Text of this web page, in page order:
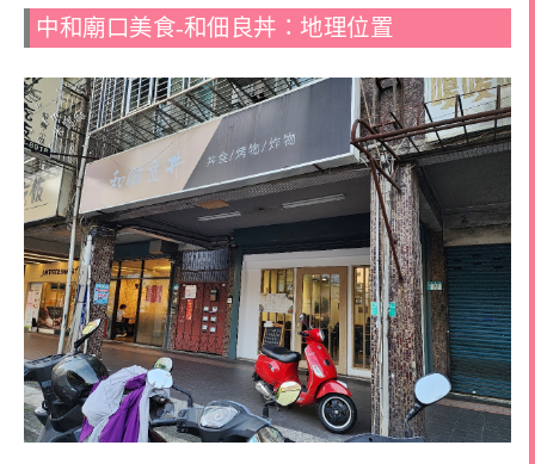
中和廟口美食-和佃良丼：地理位置